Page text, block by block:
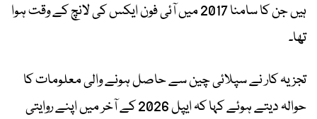
ہیں جن کا سامنا 2017 میں آئی فون ایکس کی لانچ کے وقت ہوا
تھا۔
تجزیہ کار نے سپلائی چین سے حاصل ہونے والی معلومات کا
حوالہ دیتے ہوئے کہا کہ ایپل 2026 کے آخر میں اپنے روایتی